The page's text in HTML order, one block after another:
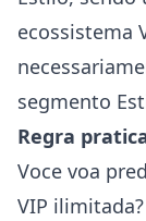
ecossistema
segmento
Regra
Voce voa
VIP ilimitada?